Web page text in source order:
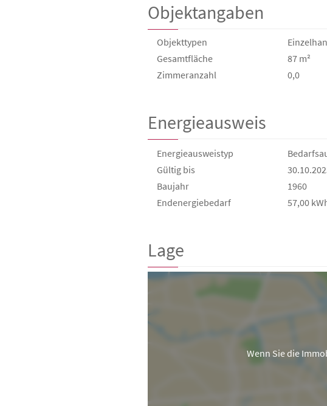
Objektangaben
Objekttypen
Gesamtfläche
87 m²
Zimmeranzahl
0,0
Energieausweis
Energieausweistyp
Gültig bis
Baujahr
1960
Endenergie­bedarf
57,00
Lage
Wenn Sie die